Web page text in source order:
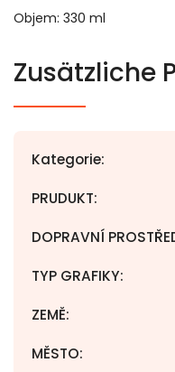
Objem: 330 ml
Zusätzliche
Kategorie:
PRUDUKT:
DOPRAVNÍ
TYP GRAFIKY:
ZEMĚ:
MĚSTO: